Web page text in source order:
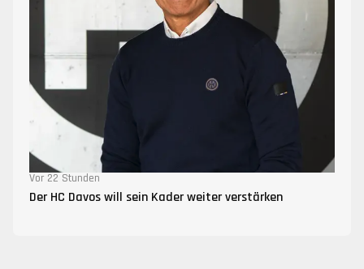
Vor 22 Stunden
Der HC Davos will sein Kader weiter verstärken